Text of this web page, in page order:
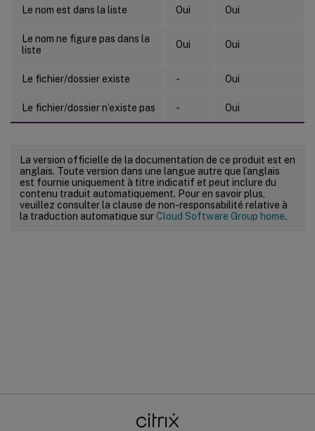
Le nom est dans la liste Oui Oui
Le nom ne figure pas dans la
liste
Oui Oui
Le fichier/dossier existe - Oui
Le fichier/dossier n’existe pas - Oui
La version officielle de la documentation de ce produit est en
anglais. Toute version dans une langue autre que l’anglais
est fournie uniquement à titre indicatif et peut inclure du
contenu traduit automatiquement. Pour en savoir plus,
veuillez consulter la clause de non-responsabilité relative à
la traduction automatique surCloud Software Group home.